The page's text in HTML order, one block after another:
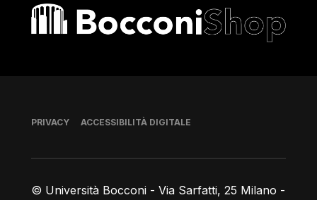
Bocconi shop
© Università Bocconi - Via Sarfatti, 25 Milano -
Piè di pagina
PRIVACY ACCESSIBILITÀ DIGITALE